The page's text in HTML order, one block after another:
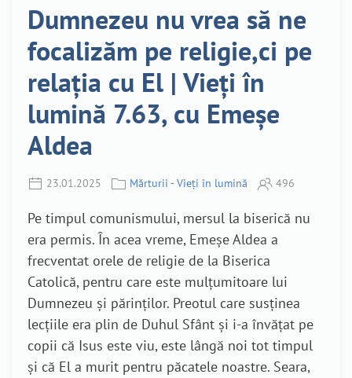
Dumnezeu nu vrea să ne
focalizăm pe religie,ci pe
relația cu El | Vieți în
lumină 7.63, cu Emeșe
Aldea
23.01.2025 Mărturii - Vieți în lumină 496
Pe timpul comunismului, mersul la biserică nu
era permis. În acea vreme, Emeșe Aldea a
frecventat orele de religie de la Biserica
Catolică, pentru care este mulțumitoare lui
Dumnezeu și părinților. Preotul care susținea
lecțiile era plin de Duhul Sfânt și i-a învățat pe
copii că Isus este viu, este lângă noi tot timpul
și că El a murit pentru păcatele noastre. Seara,